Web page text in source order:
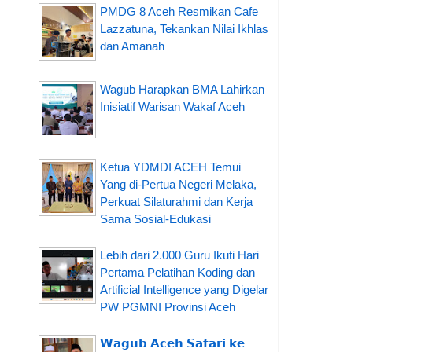
PMDG 8 Aceh Resmikan Cafe
Lazzatuna, Tekankan Nilai Ikhlas
dan Amanah
Wagub Harapkan BMA Lahirkan
Inisiatif Warisan Wakaf Aceh
Ketua YDMDI ACEH Temui
Yang di-Pertua Negeri Melaka,
Perkuat Silaturahmi dan Kerja
Sama Sosial-Edukasi
Lebih dari 2.000 Guru Ikuti Hari
Pertama Pelatihan Koding dan
Artificial Intelligence yang Digelar
PW PGMNI Provinsi Aceh
𝗪𝗮𝗴𝘂𝗯 𝗔𝗰𝗲𝗵 𝗦𝗮𝗳𝗮𝗿𝗶 𝗸𝗲